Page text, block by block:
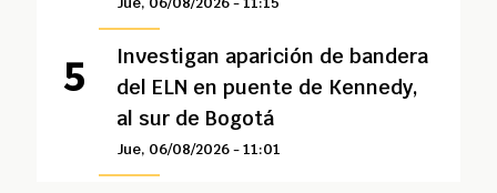
Investigan aparición de bandera
del ELN en puente de Kennedy,
al sur de Bogotá
Jue, 06/08/2026 - 11:01